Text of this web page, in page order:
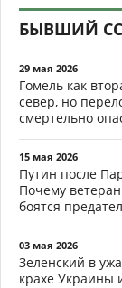
БЫВШИЙ
29 мая 2026
Гомель как
север, но
смертельно
15 мая 2026
Путин после
Почему
боятся
03 мая 2026
Зеленский в
крахе Украины